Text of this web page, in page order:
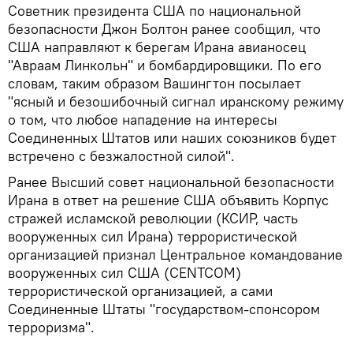
Советник президента США по национальной
безопасности Джон Болтон ранее сообщил, что
США направляют к берегам Ирана авианосец
"Авраам Линкольн" и бомбардировщики. По его
словам, таким образом Вашингтон посылает
"ясный и безошибочный сигнал иранскому режиму
о том, что любое нападение на интересы
Соединенных Штатов или наших союзников будет
встречено с безжалостной силой".
Ранее Высший совет национальной безопасности
Ирана в ответ на решение США объявить Корпус
стражей исламской революции (КСИР, часть
вооруженных сил Ирана) террористической
организацией признал Центральное командование
вооруженных сил США (CENTCOM)
террористической организацией, а сами
Соединенные Штаты "государством-спонсором
терроризма".